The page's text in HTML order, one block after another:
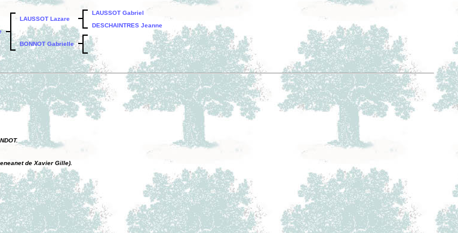
LAUSSOT Lazare
LAUSSOT Gabriel
DESCHAINTRES Jeanne
BONNOT Gabrielle
de Xavier Gille).